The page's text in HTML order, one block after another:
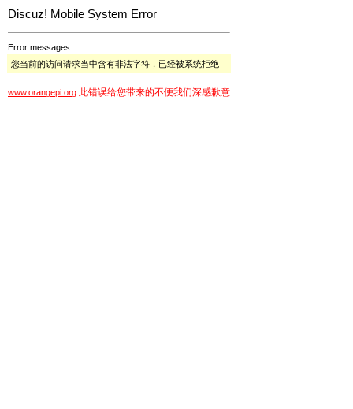
Discuz! Mobile System Error
Error messages:
您当前的访问请求当中含有非法字符，已经被系统拒绝
www.orangepi.org 此错误给您带来的不便我们深感歉意